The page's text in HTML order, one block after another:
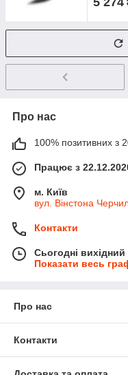
Про нас
100% позитивних з
Працює з
м. Київ
вул. Вінстона
Контакти
Сьогодні вихідний
Показати весь
Про нас
Контакти